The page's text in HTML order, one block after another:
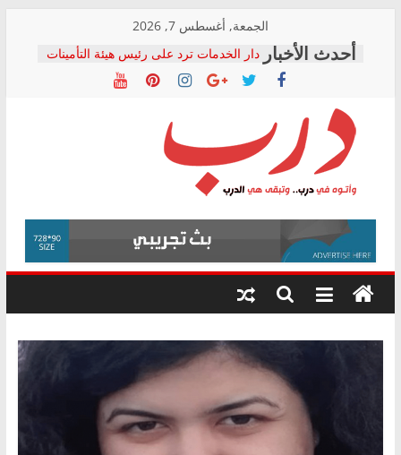
content
الجمعة, أغسطس 7, 2026
دار الخدمات ترد على رئيس هيئة التأمينات
بعد مؤتمره الصحفي: إنكار الأزمة لا ينهي
معاناة أصحاب المعاشات.. ونطالب بكشف
فرحات سليمان يكتب: القطاع الصحي إلى
أين؟
حزب التحالف الشعبي يطلق لجنة “الحق
في الصحة” بالإسكندرية لرصد الانتهاكات
ودعم المرضى
الوزاري لمدينة الصحفيين.. وانتهاء أعمال
إنشاء المبنى الإداري
المجلس القومي لحقوق الإنسان يعلن
متابعة قضية الدكتور محمد زهران.. ويؤكد:
قرينة البراءة وضمانات المحاكمة العادلة
درب
وأتوه
درب..
وتبقى
هي